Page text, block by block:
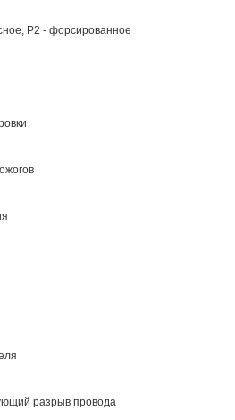
Р2 - форсированное
разрыв провода